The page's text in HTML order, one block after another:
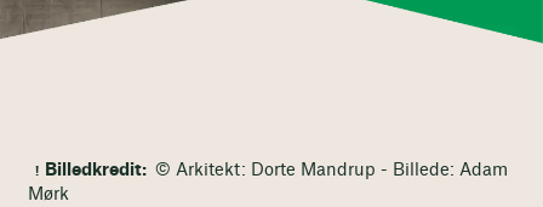
Billedkredit: © Arkitekt: Dorte Mandrup - Billede: Adam
Mørk